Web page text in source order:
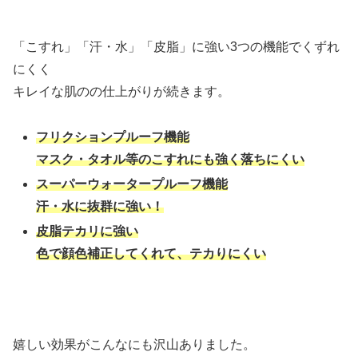
「こすれ」「汗・水」「皮脂」に強い3つの機能でくずれ
にくく
キレイな肌のの仕上がりが続きます。
フリクションプルーフ機能
マスク・タオル等のこすれにも強く落ちにくい
スーパーウォータープルーフ機能
汗・水に抜群に強い！
皮脂テカリに強い
色で顔色補正してくれて、テカりにくい
嬉しい効果がこんなにも沢山ありました。